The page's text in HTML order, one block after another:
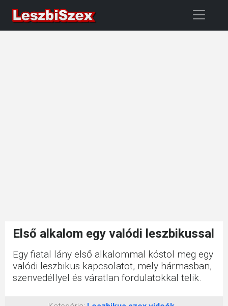
Első alkalom egy valódi leszbikussal
Egy fiatal lány első alkalommal kóstol meg egy
valódi leszbikus kapcsolatot, mely hármasban,
szenvedéllyel és váratlan fordulatokkal telik.